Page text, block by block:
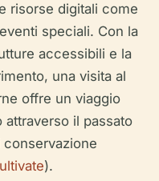
risorse digitali come
speciali. Con la
accessibili e la
una visita al
offre un viaggio
il passato
).